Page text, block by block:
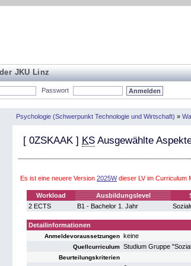
JKU Linz
Passwort
Psychologie (Schwerpunkt Technologie und Wirtschaft) »
[ 0ZSKAAK ] KS Ausgewählte
Es ist eine neuere Version 2025Wdieser LV im Curriculum
Workload Ausbildungslevel
2 ECTS
B1 - Bachelor 1. Jahr
Detailinformationen
Anmeldevoraussetzungen keine
Quellcurriculum Studium Gruppe
Beurteilungskriterien